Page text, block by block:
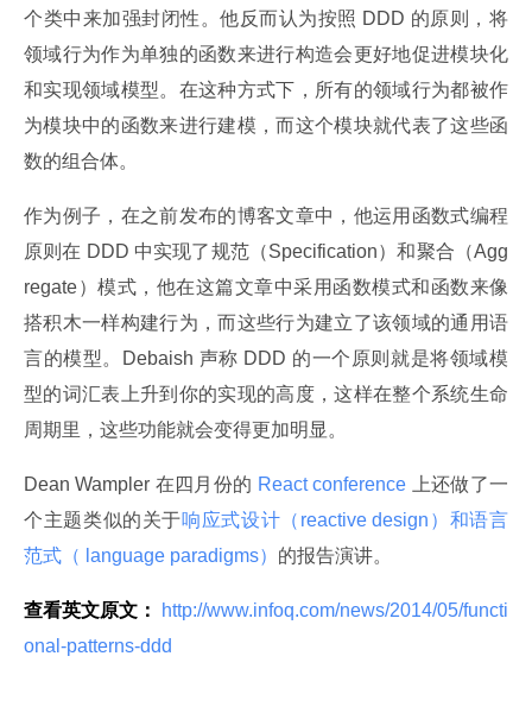
个类中来加强封闭性。他反而认为按照 DDD 的原则，将
领域行为作为单独的函数来进行构造会更好地促进模块化
和实现领域模型。在这种方式下，所有的领域行为都被作
为模块中的函数来进行建模，而这个模块就代表了这些函
数的组合体。
作为例子，在之前发布的博客文章中，他运用函数式编程
原则在 DDD 中实现了规范（Specification）和聚合（Agg
regate）模式，他在这篇文章中采用函数模式和函数来像
搭积木一样构建行为，而这些行为建立了该领域的通用语
言的模型。Debaish 声称 DDD 的一个原则就是将领域模
型的词汇表上升到你的实现的高度，这样在整个系统生命
周期里，这些功能就会变得更加明显。
Dean Wampler 在四月份的 React conference
上还做了一
个主题类似的关于响应式设计（reactive design）和语言
范式（ language paradigms） 的报告演讲。
查看英文原文：
http://www.infoq.com/news/2014/05/functi
onal-patterns-ddd